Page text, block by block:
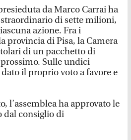
da Marco Carrai ha
di sette milioni,
azione. Fra i
provincia di Pisa, la Camera
di un pacchetto di
Sulle undici
il proprio voto a favore e
l’assemblea ha approvato le
dal consiglio di